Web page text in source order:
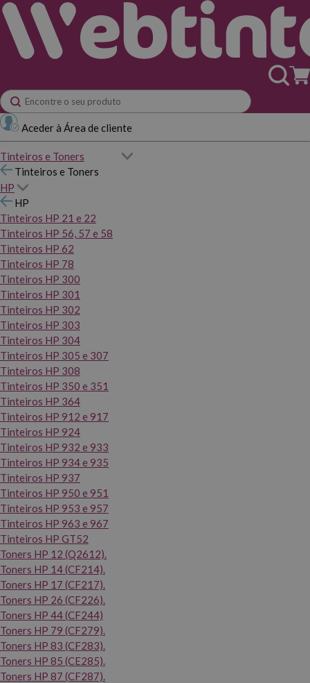
Aceder à Área de cliente
Tinteiros e Toners
Tinteiros e Toners
HP
HP
Tinteiros HP 21 e 22
Tinteiros HP 56, 57 e 58
Tinteiros HP 62
Tinteiros HP 78
Tinteiros HP 300
Tinteiros HP 301
Tinteiros HP 302
Tinteiros HP 303
Tinteiros HP 304
Tinteiros HP 305 e 307
Tinteiros HP 308
Tinteiros HP 350 e 351
Tinteiros HP 364
Tinteiros HP 912 e 917
Tinteiros HP 924
Tinteiros HP 932 e 933
Tinteiros HP 934 e 935
Tinteiros HP 937
Tinteiros HP 950 e 951
Tinteiros HP 953 e 957
Tinteiros HP 963 e 967
Tinteiros HP GT52
Toners HP 12 (Q2612).
Toners HP 14 (CF214).
Toners HP 17 (CF217).
Toners HP 26 (CF226).
Toners HP 44 (CF244)
Toners HP 79 (CF279).
Toners HP 83 (CF283).
Toners HP 85 (CE285).
Toners HP 87 (CF287).